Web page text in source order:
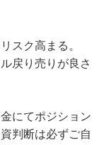
スク高まる。
戻り売りが良さ
にてポジション
判断は必ずご自